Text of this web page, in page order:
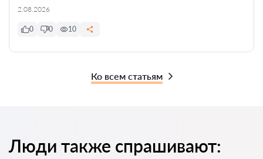
2.08.2026
0 0 10
Ко всем статьям
Люди также спрашивают: